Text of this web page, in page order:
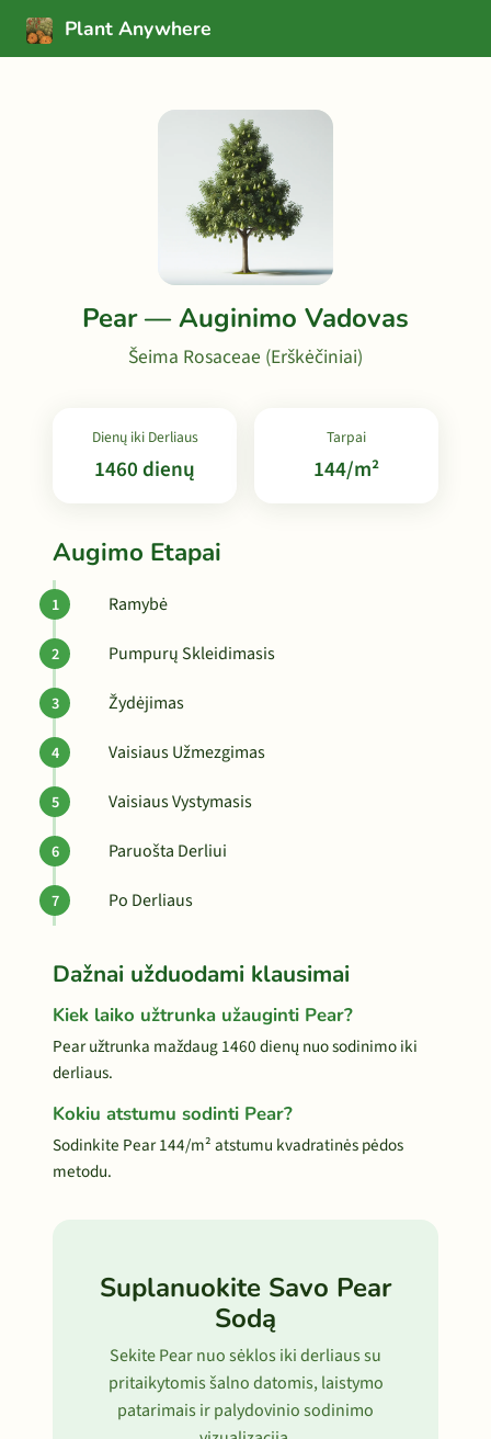
Plant Anywhere
Pear — Auginimo Vadovas
Šeima Rosaceae (Erškėčiniai)
Dienų iki Derliaus
1460 dienų
Tarpai
144/m²
Augimo Etapai
Ramybė
Pumpurų Skleidimasis
Žydėjimas
Vaisiaus Užmezgimas
Vaisiaus Vystymasis
Paruošta Derliui
Po Derliaus
Dažnai užduodami klausimai
Kiek laiko užtrunka užauginti Pear?
Pear užtrunka maždaug 1460 dienų nuo sodinimo iki
derliaus.
Kokiu atstumu sodinti Pear?
Sodinkite Pear 144/m² atstumu kvadratinės pėdos
metodu.
Suplanuokite Savo Pear
Sodą
Sekite Pear nuo sėklos iki derliaus su
pritaikytomis šalno datomis, laistymo
patarimais ir palydovinio sodinimo